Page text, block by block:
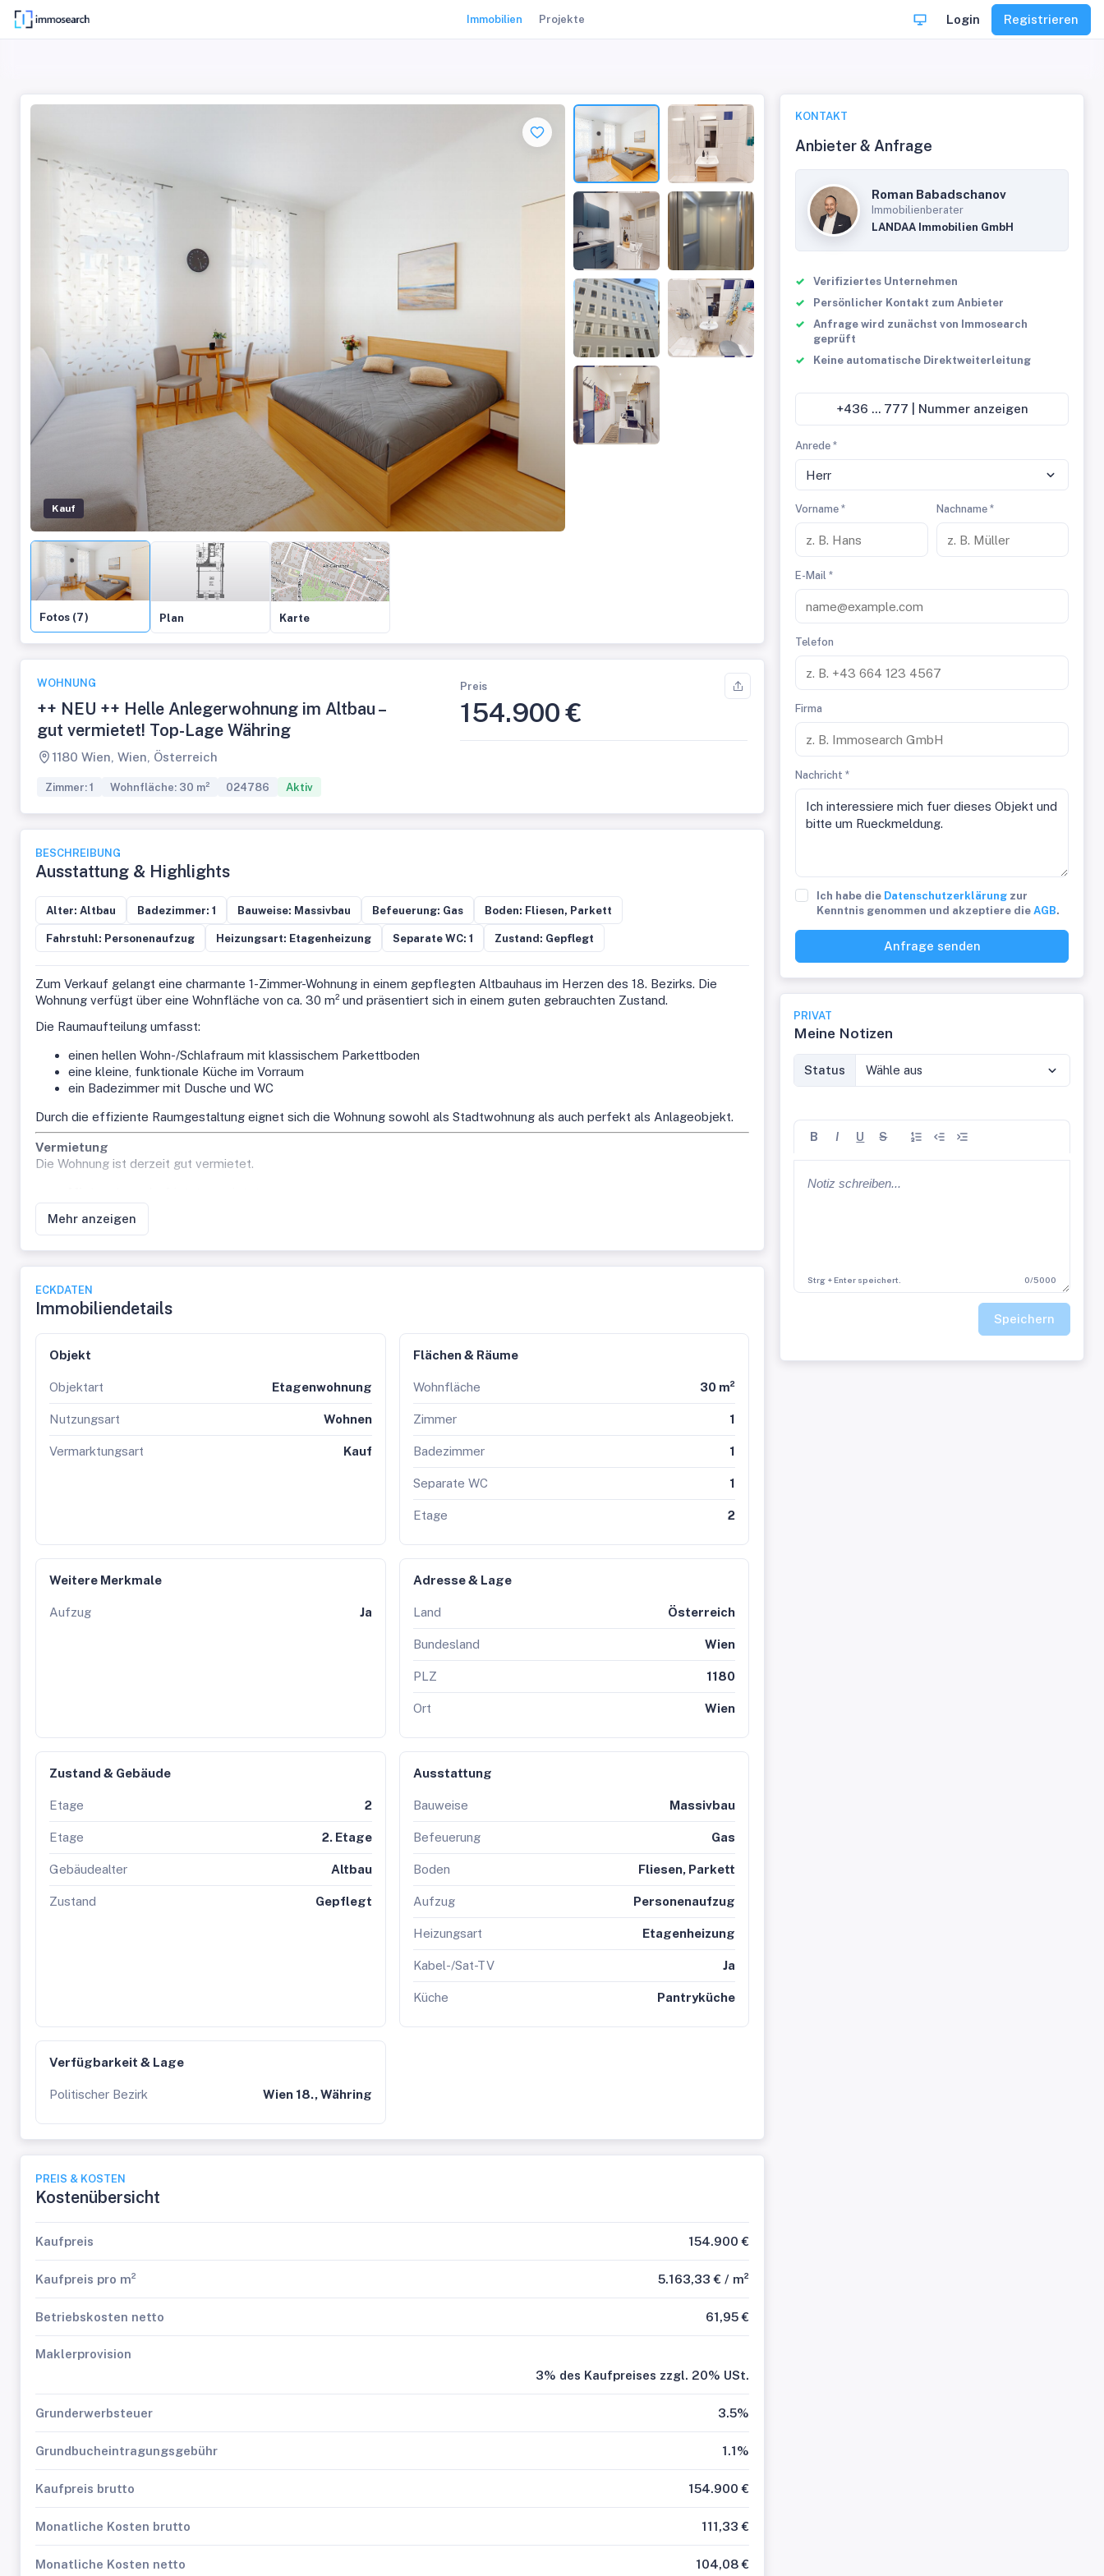
Immobilien Projekte Login Registrieren
Kauf
Fotos (7) Plan Karte
WOHNUNG
++ NEU ++ Helle Anlegerwohnung im Altbau –
gut vermietet! Top-Lage Währing
1180 Wien, Wien, Österreich
Preis
154.900 €
Zimmer: 1 Wohnfläche: 30 m² 024786 Aktiv
BESCHREIBUNG
Ausstattung & Highlights
Alter: Altbau Badezimmer: 1 Bauweise: Massivbau Befeuerung: Gas Boden: Fliesen, Parkett
Fahrstuhl: Personenaufzug Heizungsart: Etagenheizung Separate WC: 1 Zustand: Gepflegt
Zum Verkauf gelangt eine charmante 1-Zimmer-Wohnung in einem gepflegten Altbauhaus im Herzen des 18. Bezirks. Die
Wohnung verfügt über eine Wohnfläche von ca. 30 m² und präsentiert sich in einem guten gebrauchten Zustand.
Die Raumaufteilung umfasst:
einen hellen Wohn-/Schlafraum mit klassischem Parkettboden
eine kleine, funktionale Küche im Vorraum
ein Badezimmer mit Dusche und WC
Durch die effiziente Raumgestaltung eignet sich die Wohnung sowohl als Stadtwohnung als auch perfekt als Anlageobjekt.
Vermietung
Die Wohnung ist derzeit gut vermietet.
Mieteinnahmen:
Damit bietet sich diese Immobilie als
möchten.
Besonderheiten
Charmante Altbauwohnung mit Parkettboden
Gut geschnittene 30 m²
Heller Wohn-/Schlafraum
Attraktive Rendite durch laufende Mieteinnahmen
Sehr gute Lage mit perfekter Infrastruktur und Verkehrsanbindung
Zur Information: bei manchen Bildern handelt es sich hier um Visualisierungen !
Mehr anzeigen
ECKDATEN
Immobiliendetails
Objekt
Objektart Etagenwohnung
Nutzungsart Wohnen
Vermarktungsart Kauf
Flächen & Räume
Wohnfläche 30 m²
Zimmer 1
Badezimmer 1
Separate WC 1
Etage 2
Weitere Merkmale
Aufzug Ja
Adresse & Lage
Land Österreich
Bundesland Wien
PLZ 1180
Ort Wien
Zustand & Gebäude
Etage 2
Etage 2. Etage
Gebäudealter Altbau
Zustand Gepflegt
Ausstattung
Bauweise Massivbau
Befeuerung Gas
Boden Fliesen, Parkett
Aufzug Personenaufzug
Heizungsart Etagenheizung
Kabel-/Sat-TV Ja
Küche Pantryküche
Verfügbarkeit & Lage
Politischer Bezirk Wien 18., Währing
PREIS & KOSTEN
Kostenübersicht
Kaufpreis 154.900 €
Kaufpreis pro m² 5.163,33 € / m²
Betriebskosten netto 61,95 €
Maklerprovision
3% des Kaufpreises zzgl. 20% USt.
Grunderwerbsteuer 3.5%
Grundbucheintragungsgebühr 1.1%
Kaufpreis brutto 154.900 €
Monatliche Kosten brutto 111,33 €
Monatliche Kosten netto 104,08 €
KONTAKT
Anbieter & Anfrage
Roman Babadschanov
Immobilienberater
LANDAA Immobilien GmbH
Verifiziertes Unternehmen
Persönlicher Kontakt zum Anbieter
Anfrage wird zunächst von Immosearch
geprüft
Keine automatische Direktweiterleitung
+436 ... 777 | Nummer anzeigen
Anrede *
Herr
Vorname * Nachname *
E-Mail *
Telefon
Firma
Nachricht *
Ich habe die Datenschutzerklärung zur
Kenntnis genommen und akzeptiere dieAGB.
Anfrage senden
PRIVAT
Meine Notizen
Status Wähle aus
B I U S
Strg + Enter speichert. 0/5000
Speichern